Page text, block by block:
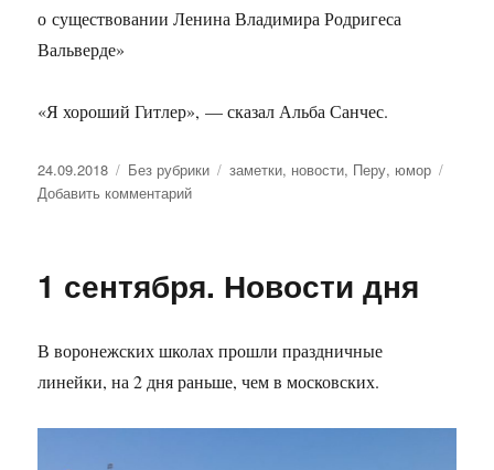
о существовании Ленина Владимира Родригеса
Вальверде»
«Я хороший Гитлер», — сказал Альба Санчес.
Опубликовано
24.09.2018 Рубрики
Без рубрики Метки
заметки, новости, Перу, юмор
Добавить комментарий
1 сентября. Новости дня
В воронежских школах прошли праздничные
линейки, на 2 дня раньше, чем в московских.